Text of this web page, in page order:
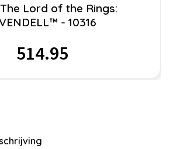
The Lord of the Rings:
- 10316
514.95